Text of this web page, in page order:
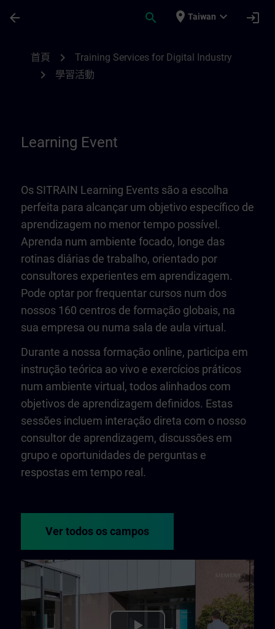
arrow_back search place Taiwan expand_more login
首頁 chevron_right Training Services for Digital Industry
chevron_right 學習活動
Learning Event
Os SITRAIN Learning Events são a escolha
perfeita para alcançar um objetivo específico de
aprendizagem no menor tempo possível.
Aprenda num ambiente focado, longe das
rotinas diárias de trabalho, orientado por
consultores experientes em aprendizagem.
Pode optar por frequentar cursos num dos
nossos 160 centros de formação globais, na
sua empresa ou numa sala de aula virtual.
Durante a nossa formação online, participa em
instrução teórica ao vivo e exercícios práticos
num ambiente virtual, todos alinhados com
objetivos de aprendizagem definidos. Estas
sessões incluem interação direta com o nosso
consultor de aprendizagem, discussões em
grupo e oportunidades de perguntas e
respostas em tempo real.
Ver todos os campos